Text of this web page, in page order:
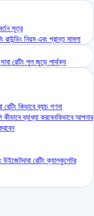
সূত্র
রাউন্ডিং নিয়ম এবং প্রান্ত মামলা
রেটিং পুল জুড়ে পার্থক্য
কিভাবে ব্যাচ গণনা
কীভাবে ব্যাখ্যা করবেনকিভাবে আপনার
উইজেটদাবা রেটিং ক্যালকুলেটর